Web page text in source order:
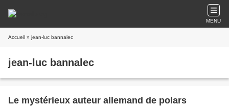
MENU
Accueil » jean-luc bannalec
jean-luc bannalec
Le mystérieux auteur allemand de polars